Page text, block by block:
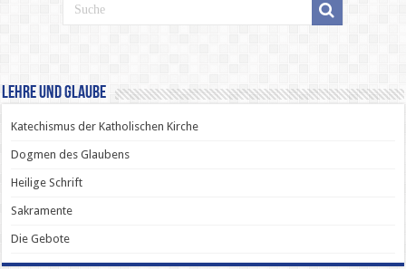
Lehre und Glaube
Katechismus der Katholischen Kirche
Dogmen des Glaubens
Heilige Schrift
Sakramente
Die Gebote